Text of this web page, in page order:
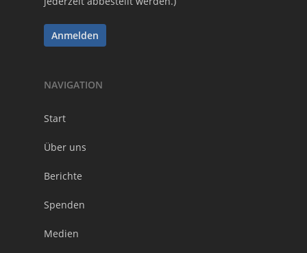
NAVIGATION
Start
Über uns
Berichte
Spenden
Medien